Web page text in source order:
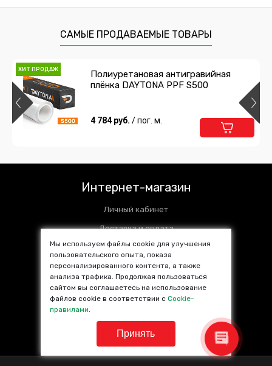
САМЫЕ ПРОДАВАЕМЫЕ ТОВАРЫ
ХИТ ПРОДАЖ
Полиуретановая антигравийная
плёнка DAYTONA PPF S500
4 784 руб. / пог. м.
Интернет-магазин
Личный кабинет
Доставка и оплата
Установочные центры
Контакты
SALE %
Популярные товары
Мы используем файлы cookie для улучшения
пользовательского опыта, показа
персонализированного контента, а также
анализа трафика. Продолжая пользоваться
сайтом вы соглашаетесь на использование
файлов cookie в соответствии сCookie-
правилами.
Принять